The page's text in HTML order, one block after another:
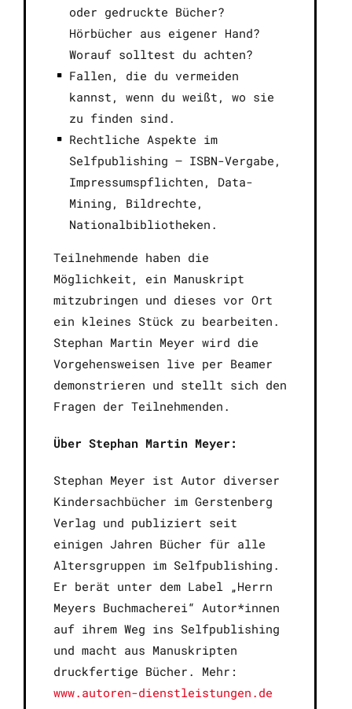
oder gedruckte Bücher?
Hörbücher aus eigener Hand?
Worauf solltest du achten?
Fallen, die du vermeiden
kannst, wenn du weißt, wo sie
zu finden sind.
Rechtliche Aspekte im
Selfpublishing – ISBN-Vergabe,
Impressumspflichten, Data-
Mining, Bildrechte,
Nationalbibliotheken.
Teilnehmende haben die
Möglichkeit, ein Manuskript
mitzubringen und dieses vor Ort
ein kleines Stück zu bearbeiten.
Stephan Martin Meyer wird die
Vorgehensweisen live per Beamer
demonstrieren und stellt sich den
Fragen der Teilnehmenden.
Über Stephan Martin Meyer:
Stephan Meyer ist Autor diverser
Kindersachbücher im Gerstenberg
Verlag und publiziert seit
einigen Jahren Bücher für alle
Altersgruppen im Selfpublishing.
Er berät unter dem Label „Herrn
Meyers Buchmacherei“ Autor*innen
auf ihrem Weg ins Selfpublishing
und macht aus Manuskripten
druckfertige Bücher. Mehr:
www.autoren-dienstleistungen.de